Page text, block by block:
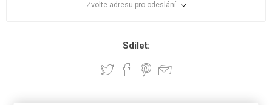
Zvolte adresu pro odeslání
Sdílet: